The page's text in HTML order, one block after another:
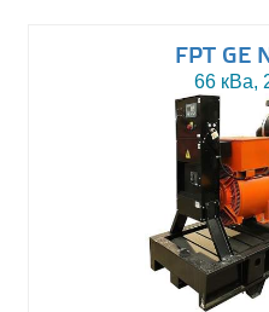
FPT GE
66 кВа,